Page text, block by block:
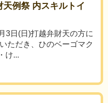
天例祭 内スキルトイ
3日(日)打越弁財天の方に
ただき、ひのベーゴマク
け...